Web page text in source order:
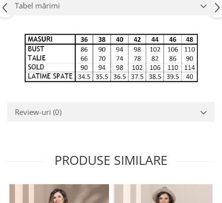
Tabel mărimi
Review-uri (0)
PRODUSE SIMILARE